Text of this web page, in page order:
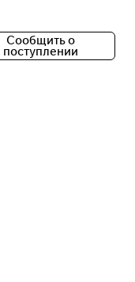
Сообщить о
поступлении